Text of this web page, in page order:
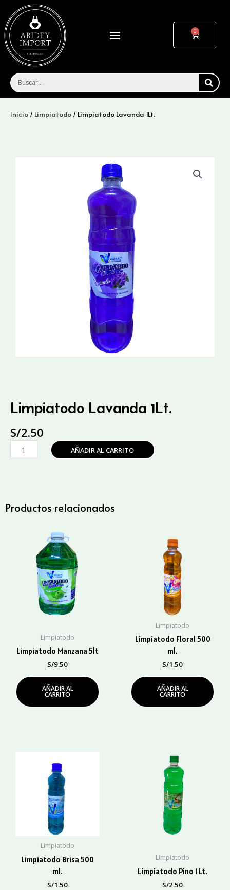
contenido
Menu Cart
Inicio / Limpiatodo / Limpiatodo Lavanda 1Lt.
Limpiatodo Lavanda 1Lt.
S/2.50
Limpiatodo
Lavanda
AÑADIR AL CARRITO
Productos relacionados
Limpiatodo
Limpiatodo Manzana 5lt
S/9.50
AÑADIR AL
CARRITO
Limpiatodo
Limpiatodo Floral 500
ml.
S/1.50
AÑADIR AL
CARRITO
Limpiatodo
Limpiatodo Brisa 500
ml.
S/1.50
Limpiatodo
Limpiatodo Pino 1 Lt.
S/2.50